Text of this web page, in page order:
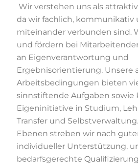
Wir verstehen uns als
da wir fachlich, kommunikativ
miteinander verbunden sind.
und fördern bei
an Eigenverantwortung und
Ergebnisorientierung. Unsere
Arbeitsbedingungen bieten
sinnstiftende Aufgaben sowie
Eigeninitiative in Studium,
Transfer und
Ebenen streben wir nach
individueller Unterstützung,
bedarfsgerechte